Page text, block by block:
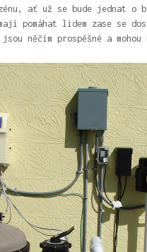
ať už se bude jednat o
pomáhat lidem zase se
něčím prospěšné a